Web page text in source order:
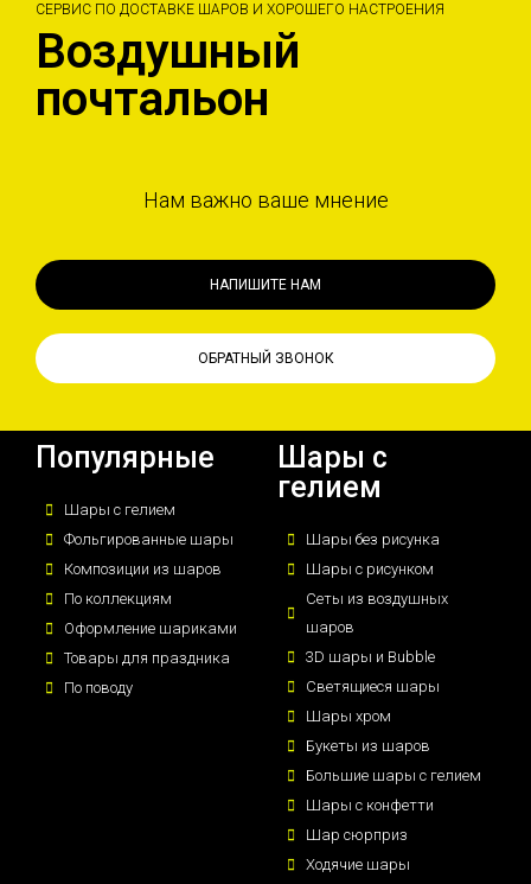
СЕРВИС ПО ДОСТАВКЕ ШАРОВ И ХОРОШЕГО НАСТРОЕНИЯ
Воздушный
почтальон
Нам важно ваше мнение
НАПИШИТЕ НАМ
ОБРАТНЫЙ ЗВОНОК
Популярные
Шары с гелием
Фольгированные шары
Композиции из шаров
По коллекциям
Оформление шариками
Товары для праздника
По поводу
Шары с
гелием
Шары без рисунка
Шары с рисунком
Сеты из воздушных
шаров
3D шары и Bubble
Светящиеся шары
Шары хром
Букеты из шаров
Большие шары с гелием
Шары с конфетти
Шар сюрприз
Ходячие шары